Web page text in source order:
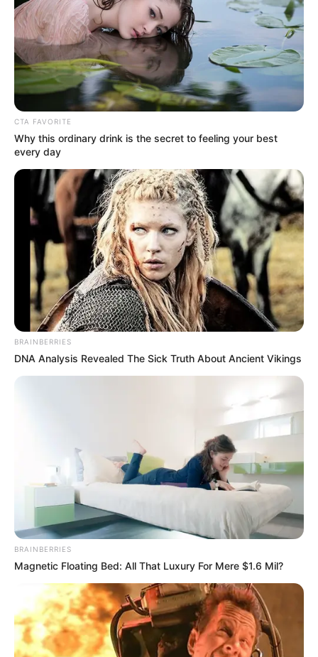
CTA FAVORITE
Why this ordinary drink is the secret to feeling your best
every day
BRAINBERRIES
DNA Analysis Revealed The Sick Truth About Ancient Vikings
BRAINBERRIES
Magnetic Floating Bed: All That Luxury For Mere $1.6 Mil?